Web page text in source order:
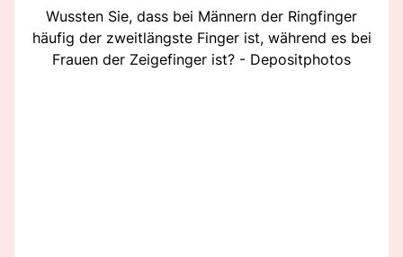
Wussten Sie, dass bei Männern der Ringfinger
häufig der zweitlängste Finger ist, während es bei
Frauen der Zeigefinger ist? - Depositphotos